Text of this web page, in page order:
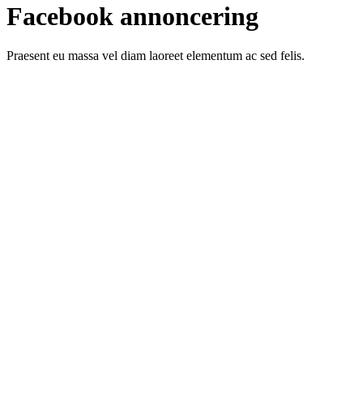
Facebook annoncering
Praesent eu massa vel diam laoreet elementum ac sed felis.